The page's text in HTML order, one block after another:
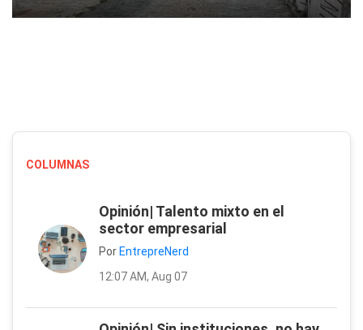
COLUMNAS
Opinión| Talento mixto en el
sector empresarial
Por EntrepreNerd
12:07 AM, Aug 07